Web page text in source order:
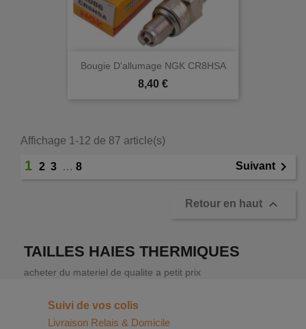
Bougie D'allumage NGK CR8HSA
Prix
8,40 €
Affichage 1-12 de 87 article(s)
1 2 3 … 8 Suivant 
Retour en haut 
TAILLES HAIES THERMIQUES
acheter du materiel de qualite a petit prix
Suivi de vos colis
Livraison Relais & Domicile